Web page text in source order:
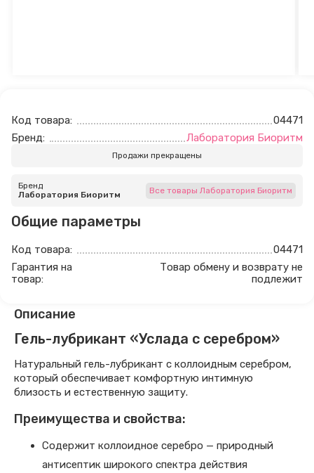
Код товара:
04471
Бренд:
Лаборатория Биоритм
Продажи прекращены
Бренд
Лаборатория Биоритм
Все товары Лаборатория Биоритм
Общие параметры
Код товара:
04471
Гарантия на
товар:
Товар обмену и возврату не
подлежит
Описание
Гель-лубрикант «Услада с серебром»
Натуральный гель-лубрикант с коллоидным серебром,
который обеспечивает комфортную интимную
близость и естественную защиту.
Преимущества и свойства:
Содержит коллоидное серебро — природный
антисептик широкого спектра действия